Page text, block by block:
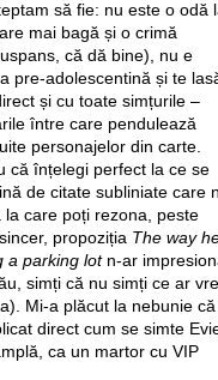
să fie: nu este o odă
mai bagă și o crimă
că dă bine), nu e
pre-adolescentină și te
și cu toate simțurile –
între care pendulează
personajelor din carte.
că înțelegi perfect la ce se
de citate subliniate care
care poți rezona, peste
propoziția The way
a parking lot n-ar
simți că nu simți ce ar
Mi-a plăcut la nebunie că
direct cum se simte
ca un martor cu VIP